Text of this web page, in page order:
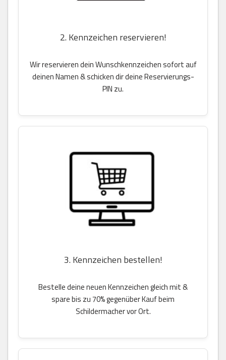
2. Kennzeichen reservieren!
Wir reservieren dein Wunschkennzeichen sofort auf
deinen Namen & schicken dir deine Reservierungs-
PIN zu.
3. Kennzeichen bestellen!
Bestelle deine neuen Kennzeichen gleich mit &
spare bis zu 70% gegenüber Kauf beim
Schildermacher vor Ort.